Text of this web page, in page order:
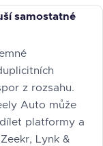
samostatné
z rozsahu.
Auto může
platformy a
Lynk &